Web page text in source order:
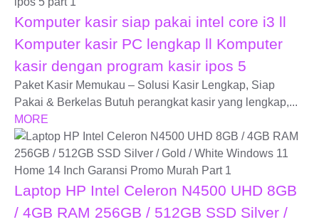
Komputer kasir siap pakai intel core i3 ll
Komputer kasir PC lengkap ll Komputer
kasir dengan program kasir ipos 5
Paket Kasir Memukau – Solusi Kasir Lengkap, Siap
Pakai & Berkelas Butuh perangkat kasir yang lengkap,...
MORE
Laptop HP Intel Celeron N4500 UHD 8GB
/ 4GB RAM 256GB / 512GB SSD Silver /